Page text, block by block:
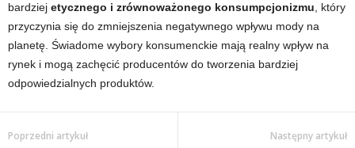
bardziej etycznego i zrównoważonego konsumpcjonizmu , który
przyczynia się do zmniejszenia negatywnego wpływu mody na
planetę. Świadome wybory konsumenckie mają realny wpływ na
rynek i mogą zachęcić producentów do tworzenia bardziej
odpowiedzialnych produktów.
Poprzedni artykuł Następny artykuł